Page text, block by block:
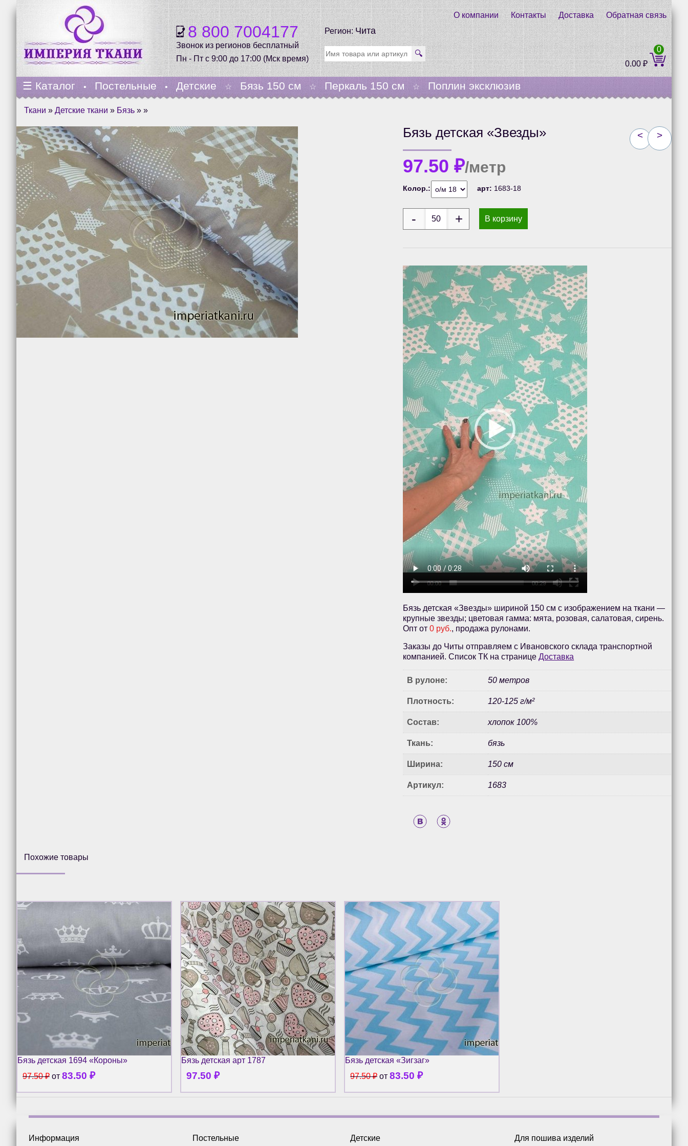
8 800 7004177
Звонок из регионов бесплатный
Пн - Пт с 9:00 до 17:00 (Мск время)
О компании Контакты Доставка
Обратная связь
Регион:Чита
🔍
0.00₽
0
☰ Каталог • Постельные • Детские ☆ Бязь 150 см ☆ Перкаль 150 см ☆ Поплин эксклюзив
Ткани » Детские ткани » Бязь » »
< >
Бязь детская «Звезды»
97.50₽/метр
Колор.: арт: 1683-18
В корзину
Бязь детская «Звезды» шириной 150 см с изображением на ткани —
крупные звезды; цветовая гамма: мята, розовая, салатовая, сирень.
Опт от0 руб., продажа рулонами.
Заказы до Читы отправляем с Ивановского склада транспортной
компанией. Список ТК на страницеДоставка
В рулоне: 50 метров
Плотность: 120-125 г/м²
Состав: хлопок 100%
Ткань: бязь
Ширина: 150 см
Артикул: 1683
Похожие товары
Бязь детская 1694 «Короны»
97.50₽ от 83.50 ₽
Бязь детская арт 1787
97.50 ₽
Бязь детская «Зигзаг»
97.50₽ от 83.50 ₽
Информация Постельные Детские Для пошива изделий